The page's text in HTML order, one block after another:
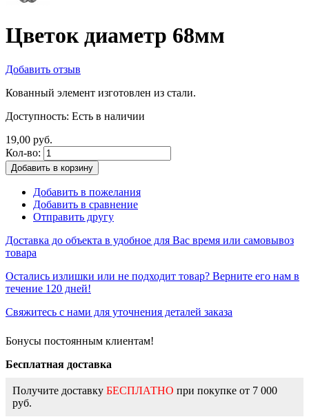
Цветок диаметр 68мм
Добавить отзыв
Кованный элемент изготовлен из стали.
Доступность: Есть в наличии
19,00 руб.
Кол-во:
Добавить в корзину
Добавить в пожелания
Добавить в сравнение
Отправить другу
Доставка до объекта в удобное для Вас время или самовывоз
товара
Остались излишки или не подходит товар? Верните его нам в
течение 120 дней!
Свяжитесь с нами для уточнения деталей заказа
Бонусы постоянным клиентам!
Бесплатная доставка
Получите доставку БЕСПЛАТНО при покупке от 7 000
руб.